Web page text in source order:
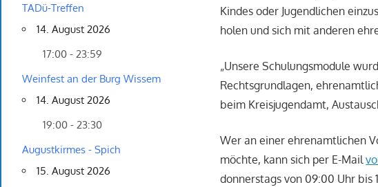
Kindes oder Jugendlichen
holen und sich mit anderen
„Unsere Schulungsmodule
Rechtsgrundlagen,
beim Kreisjugendamt,
Wer an einer ehrenamtlichen
möchte, kann sich per E-Mail
donnerstags von 09:00 Uhr bis
TADü-Treffen
14. August 2026
17:00 - 23:59
Weinfest an der Burg Wissem
14. August 2026
19:00 - 23:30
Augustkirmes - Spich
15. August 2026